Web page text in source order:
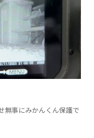
無事にみかんくん保護で